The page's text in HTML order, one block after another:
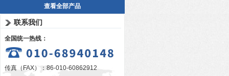
查看全部产品
联系我们
全国统一热线：
传真（FAX）：86-010-60862912